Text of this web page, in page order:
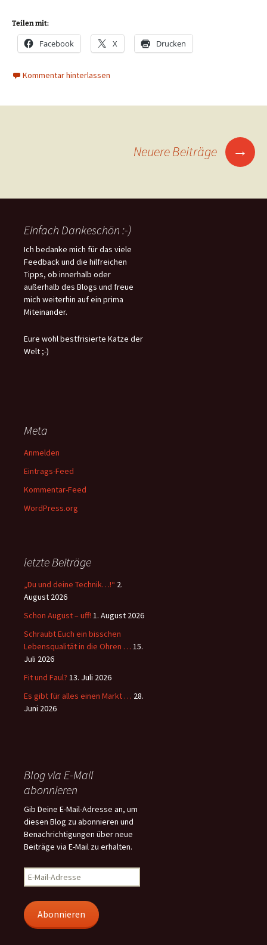
Teilen mit:
Facebook X Drucken
Kommentar hinterlassen
Beitragsnavigation
Neuere Beiträge →
Einfach Dankeschön :-)
Ich bedanke mich für das viele
Feedback und die hilfreichen
Tipps, ob innerhalb oder
außerhalb des Blogs und freue
mich weiterhin auf ein prima
Miteinander.
Eure wohl bestfrisierte Katze der
Welt ;-)
Meta
Anmelden
Eintrags-Feed
Kommentar-Feed
WordPress.org
letzte Beiträge
„Du und deine Technik…!“ 2.
August 2026
Schon August – uff! 1. August 2026
Schraubt Euch ein bisschen
Lebensqualität in die Ohren … 15.
Juli 2026
Fit und Faul? 13. Juli 2026
Es gibt für alles einen Markt … 28.
Juni 2026
Blog via E-Mail
abonnieren
Gib Deine E-Mail-Adresse an, um
diesen Blog zu abonnieren und
Benachrichtigungen über neue
Beiträge via E-Mail zu erhalten.
E-
Mail-
Abonnieren